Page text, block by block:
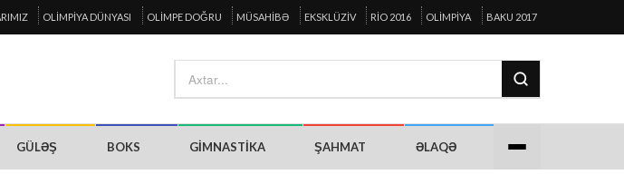
OLIMPIYA DÜNYASI OLIMPE DOĞRU MÜSAHIBƏ EKSKLÜZIV RIO 2016 OLIMPIYA BAKU 2017
GÜLƏŞ BOKS GIMNASTIKA ŞAHMAT ƏLAQƏ